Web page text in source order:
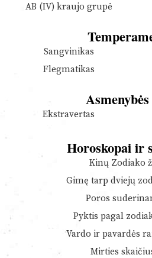
AB (IV) kraujo grupė
Sangvinikas
Flegmatikas
Ekstravertas
Horoskopai ir
Kinų Zodiako
Gimę tarp dviejų
Poros
Pyktis pagal
Vardo ir pavardės
Mirties